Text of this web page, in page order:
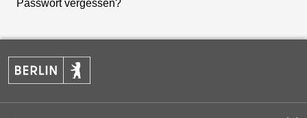
Passwort vergessen?